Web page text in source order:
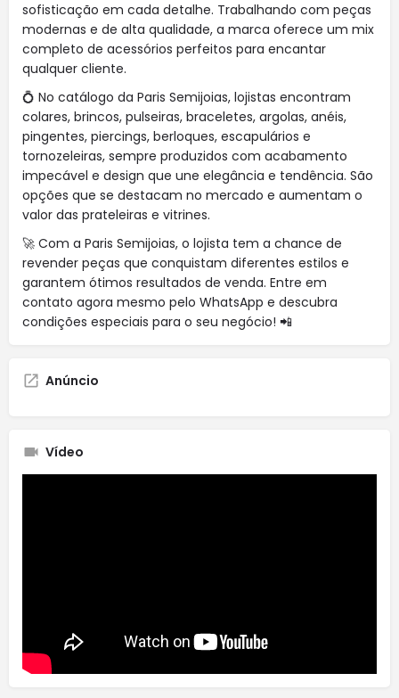
sofisticação em cada detalhe. Trabalhando com peças
modernas e de alta qualidade, a marca oferece um mix
completo de acessórios perfeitos para encantar
qualquer cliente.
💍 No catálogo da Paris Semijoias, lojistas encontram
colares, brincos, pulseiras, braceletes, argolas, anéis,
pingentes, piercings, berloques, escapulários e
tornozeleiras, sempre produzidos com acabamento
impecável e design que une elegância e tendência. São
opções que se destacam no mercado e aumentam o
valor das prateleiras e vitrines.
🚀 Com a Paris Semijoias, o lojista tem a chance de
revender peças que conquistam diferentes estilos e
garantem ótimos resultados de venda. Entre em
contato agora mesmo pelo WhatsApp e descubra
condições especiais para o seu negócio! 📲
Anúncio
Vídeo